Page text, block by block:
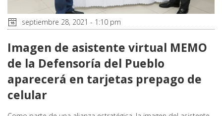
septiembre 28, 2021 - 1:10 pm
Imagen de asistente virtual MEMO
de la Defensoría del Pueblo
aparecerá en tarjetas prepago de
celular